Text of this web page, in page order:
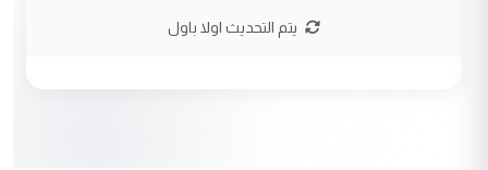
يتم التحديث اولا باول